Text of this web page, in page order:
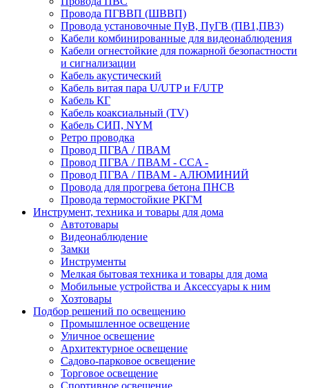
Провода ПГВВП (ШВВП)
Провода установочные ПуВ, ПуГВ (ПВ1,ПВ3)
Кабели комбинированные для видеонаблюдения
Кабели огнестойкие для пожарной безопастности
и сигнализации
Кабель акустический
Кабель витая пара U/UTP и F/UTP
Кабель КГ
Кабель коаксиальный (TV)
Кабель СИП, NYM
Ретро проводка
Провод ПГВА / ПВАМ
Провод ПГВА / ПВАМ - CCA -
Провод ПГВА / ПВАМ - АЛЮМИНИЙ
Провода для прогрева бетона ПНСВ
Провода термостойкие РКГМ
Инструмент, техника и товары для дома
Автотовары
Видеонаблюдение
Замки
Инструменты
Мелкая бытовая техника и товары для дома
Мобильные устройства и Аксессуары к ним
Хозтовары
Подбор решений по освещению
Промышленное освещение
Уличное освещение
Архитектурное освещение
Садово-парковое освещение
Торговое освещение
Спортивное освещение